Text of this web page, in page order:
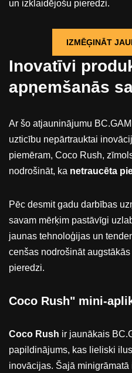
un izklaidējošu pieredzi.
IZMĒĢINĀT
Inovatīvi
apņemšanās
Ar šo atjauninājumu
uzticību nepārtrauktai
piemēram, Coco Rush,
nodrošināt, ka netraucēta
Pēc desmit gadu darbības
savam mērķim pastāvīgi
jaunas tehnoloģijas un
cenšas nodrošināt
pieredzi.
Coco Rush" mini-
Coco Rush ir jaunākais
papildinājums, kas lieliski
inovācijas. Šajā